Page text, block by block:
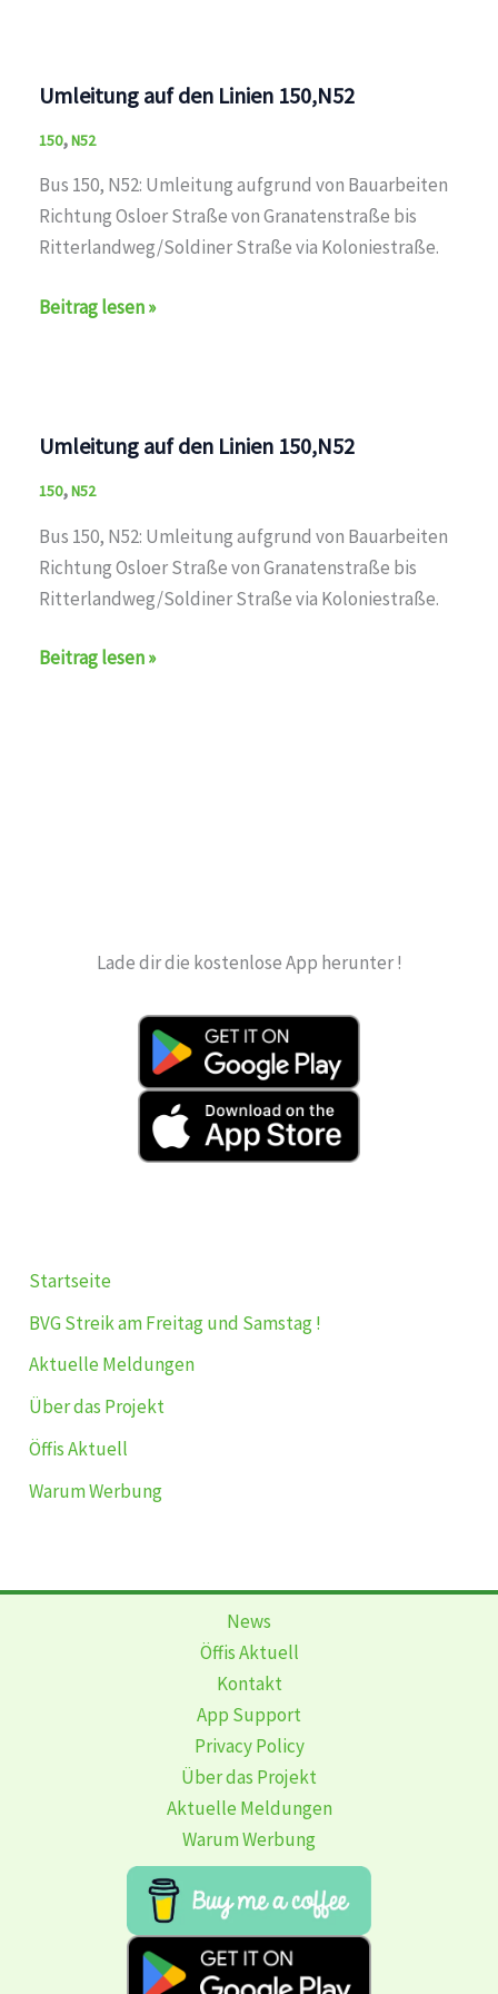
Umleitung auf den Linien 150,N52
150,N52
Bus 150, N52: Umleitung aufgrund von Bauarbeiten
Richtung Osloer Straße von Granatenstraße bis
Ritterlandweg/Soldiner Straße via Koloniestraße.
Umleitung
Beitrag lesen »
Umleitung auf den Linien 150,N52
150,N52
Bus 150, N52: Umleitung aufgrund von Bauarbeiten
Richtung Osloer Straße von Granatenstraße bis
Ritterlandweg/Soldiner Straße via Koloniestraße.
Umleitung
Beitrag lesen »
Lade dir die kostenlose App herunter !
Startseite
BVG Streik am Freitag und Samstag !
Aktuelle Meldungen
Über das Projekt
Öffis Aktuell
Warum Werbung
News
Öffis Aktuell
Kontakt
App Support
Privacy Policy
Über das Projekt
Aktuelle Meldungen
Warum Werbung